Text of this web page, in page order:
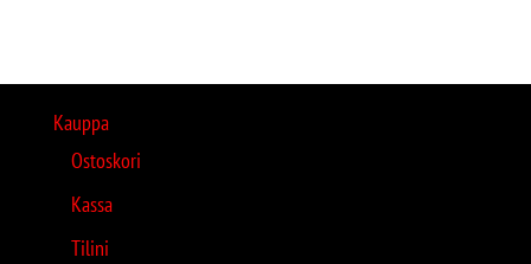
Kauppa
Ostoskori
Kassa
Tilini